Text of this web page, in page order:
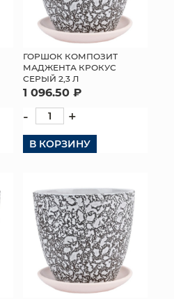
ГОРШОК КОМПОЗИТ
МАДЖЕНТА КРОКУС
СЕРЫЙ 2,3 Л
1 096.50 ₽
- +
В КОРЗИНУ